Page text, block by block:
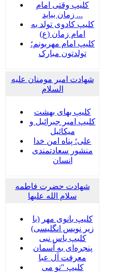
کلیپ وقتی امام
زمان بیاید ...
کلیپ کادوی تولد به
امام زمان (ع)
کلیپ امام مهربونم؛
تولدتون مبارک
شهادت امیر مومنان علیه
السلام
کلیپ بهای بهشت
کلیپ امیر جبرائیل و
میکائیل
علی؛ پناه امن خدا
منشور سعادتمندی
انسان
شهادت حضرت فاطمه
سلام الله علیها
کلیپ بانوی مهر (با
زیر نویس انگلیسی)
کلیپ یاس نبی
پنجره‌ای به آسمان
معرفت آل عبا
کلیپ "تو می